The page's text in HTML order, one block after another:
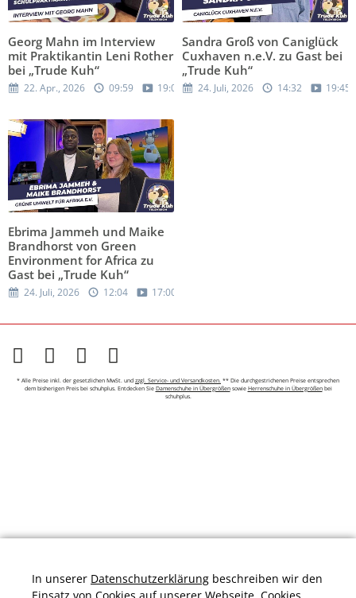
Georg Mahn im Interview
mit Praktikantin Leni Rother
bei „Trude Kuh“
22. Apr., 2026 09:59 19:05
Sandra Groß von Caniglück
Cuxhaven n.e.V. zu Gast bei
„Trude Kuh“
24. Juli, 2026 14:32 19:45
Ebrima Jammeh und Maike
Brandhorst von Green
Environment for Africa zu
Gast bei „Trude Kuh“
24. Juli, 2026 12:04 17:00
* Alle Preise inkl. der gesetzlichen MwSt. und zzgl. Service- und Versandkosten. ** Die durchgestrichenen Preise entsprechen
dem bisherigen Preis bei schuhplus. Entdecken Sie Damenschuhe in Übergrößensowie Herrenschuhe in Übergrößenbei
schuhplus.
In unserer Datenschutzerklärung beschreiben wir den